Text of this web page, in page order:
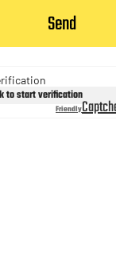
to start verification
Friendly